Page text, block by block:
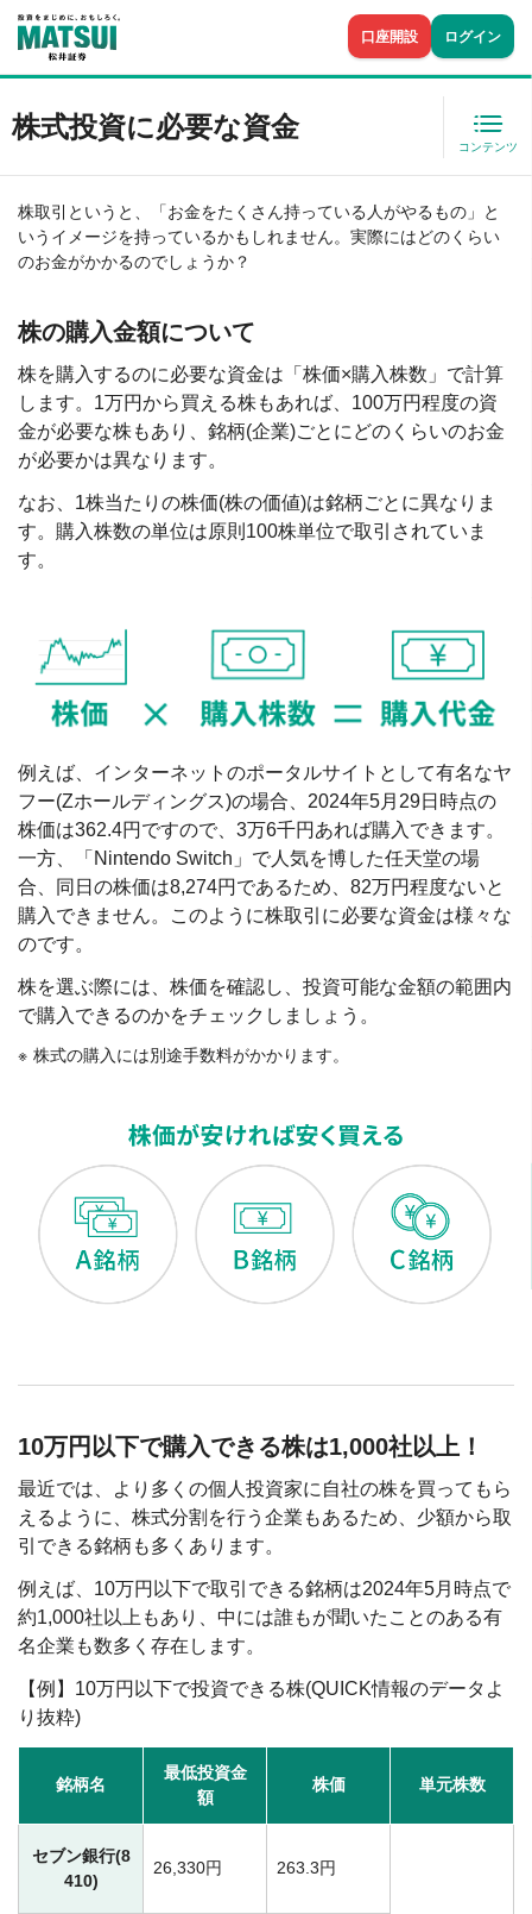
口座開設 ログイン
株式投資に必要な資金
コンテンツ
株取引というと、「お金をたくさん持っている人がやるもの」と
いうイメージを持っているかもしれません。実際にはどのくらい
のお金がかかるのでしょうか？
株の購入金額について
株を購入するのに必要な資金は「株価×購入株数」で計算
します。1万円から買える株もあれば、100万円程度の資
金が必要な株もあり、銘柄(企業)ごとにどのくらいのお金
が必要かは異なります。
なお、1株当たりの株価(株の価値)は銘柄ごとに異なりま
す。購入株数の単位は原則100株単位で取引されていま
す。
例えば、インターネットのポータルサイトとして有名なヤ
フー(Zホールディングス)の場合、2024年5月29日時点の
株価は362.4円ですので、3万6千円あれば購入できます。
一方、「Nintendo Switch」で人気を博した任天堂の場
合、同日の株価は8,274円であるため、82万円程度ないと
購入できません。このように株取引に必要な資金は様々な
のです。
株を選ぶ際には、株価を確認し、投資可能な金額の範囲内
で購入できるのかをチェックしましょう。
株式の購入には別途手数料がかかります。
10万円以下で購入できる株は1,000社以上！
最近では、より多くの個人投資家に自社の株を買ってもら
えるように、株式分割を行う企業もあるため、少額から取
引できる銘柄も多くあります。
例えば、10万円以下で取引できる銘柄は2024年5月時点で
約1,000社以上もあり、中には誰もが聞いたことのある有
名企業も数多く存在します。
【例】10万円以下で投資できる株(QUICK情報のデータよ
り抜粋)
銘柄名
最低投資金
額
株価 単元株数
セブン銀行(8
410)
26,330円 263.3円